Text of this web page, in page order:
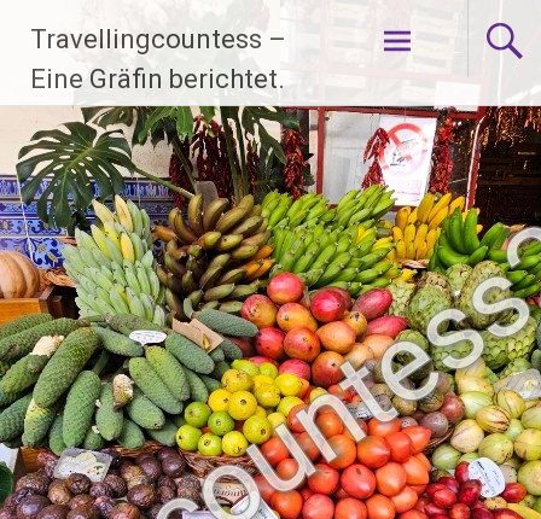
Inhalt
springen
Travellingcountess –
Eine Gräfin berichtet.